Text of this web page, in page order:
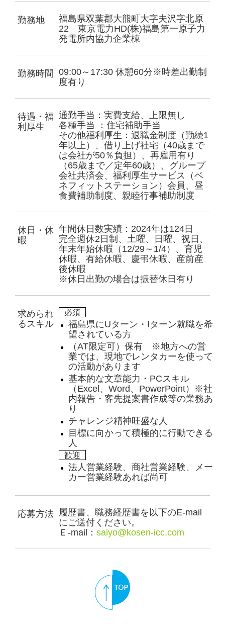
勤務地
福島県双葉郡大熊町大字夫沢字北原
22 東京電力HD(株)福島第一原子力
発電所内協力企業棟
勤務時間 09:00～17:30 休憩60分※時差出勤制
度有り
待遇・福
利厚生
通勤手当：実費支給、上限無し
各種手当 ：住宅補助手当
その他福利厚生：退職金制度（勤続1
年以上）、借り上げ社宅（40歳まで
は会社が50％負担）、再雇用有り
（65歳まで／定年60歳）、グループ
会社共済会、福利厚生サービス（ベ
ネフィットステーション）会員、昼
食費補助制度、親睦行事補助制度
休日・休
暇
年間休日数実績：2024年は124日
完全週休2日制、土曜、日曜、祝日、
年末年始休暇（12/29～1/4）、育児
休暇、有給休暇、慶弔休暇、産前産
後休暇
※休日出勤の場合は振替休日有り
求められ
るスキル
必須
福島県にUターン・Iターン就職を希
望されている方
（AT限定可）保有 ※地方への営
業では、現地でレンタカーを使って
の活動があります
基本的な文章能力・PCスキル
（Excel、Word、PowerPoint）※社
内報告・客先提案書作成等の業務あ
り
チャレンジ精神旺盛な人
目標に向かって積極的に行動できる
人
歓迎
法⼈営業経験、商社営業経験、メー
カー営業経験あれば尚可
応募方法 履歴書、職務経歴書を以下のE-mail
にご送付ください。
Ｅ-mail： saiyo@kosen-icc.com